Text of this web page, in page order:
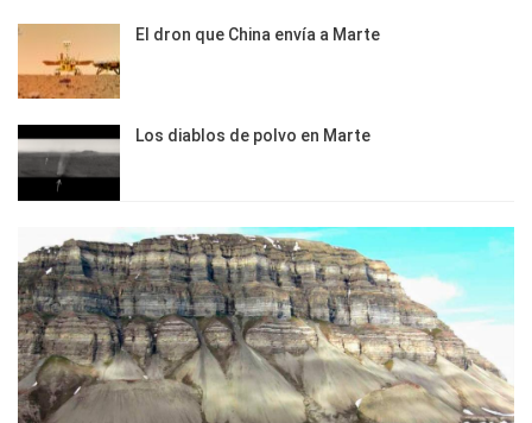
El dron que China envía a Marte
Los diablos de polvo en Marte